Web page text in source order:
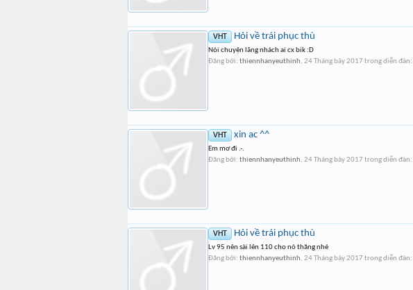
VHT Hỏi về trái phục thù
Nói chuyện lãng nhách ai cx bik :D
Đăng bởi: thiennhanyeuthinh, 24 Tháng bảy 2017 trong diễn đàn:
VHT xin ac ^^
Em mơ đi .-.
Đăng bởi: thiennhanyeuthinh, 24 Tháng bảy 2017 trong diễn đàn:
VHT Hỏi về trái phục thù
Lv 95 nên sài lên 110 cho nó thăng nhé
Đăng bởi: thiennhanyeuthinh, 24 Tháng bảy 2017 trong diễn đàn: